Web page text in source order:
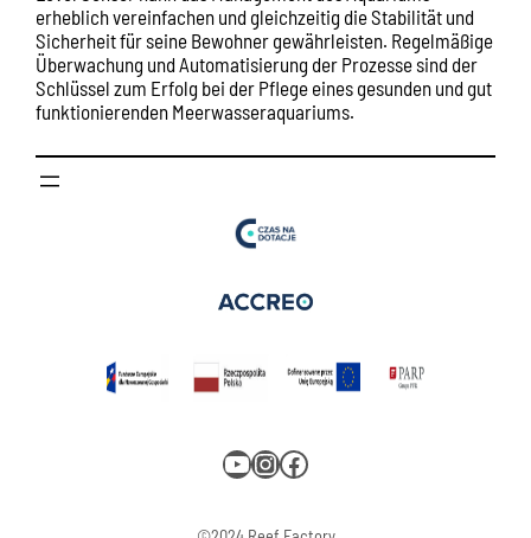
erheblich vereinfachen und gleichzeitig die Stabilität und
Sicherheit für seine Bewohner gewährleisten. Regelmäßige
Überwachung und Automatisierung der Prozesse sind der
Schlüssel zum Erfolg bei der Pflege eines gesunden und gut
funktionierenden Meerwasseraquariums.
YouTube Instagram Facebook